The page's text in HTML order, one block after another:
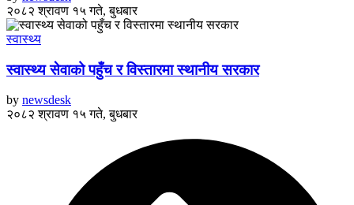
२०८२ श्रावण १५ गते, बुधबार
स्वास्थ्य
स्वास्थ्य सेवाको पहुँच र विस्तारमा स्थानीय सरकार
by newsdesk
२०८२ श्रावण १५ गते, बुधबार